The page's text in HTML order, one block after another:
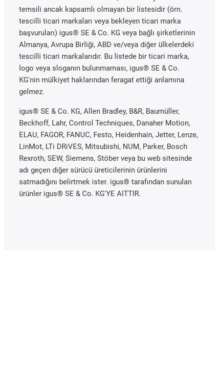
temsili ancak kapsamlı olmayan bir listesidir (örn.
tescilli ticari markaları veya bekleyen ticari marka
başvuruları) igus® SE & Co. KG veya bağlı şirketlerinin
Almanya, Avrupa Birliği, ABD ve/veya diğer ülkelerdeki
tescilli ticari markalarıdır. Bu listede bir ticari marka,
logo veya sloganın bulunmaması, igus® SE & Co.
KG'nin mülkiyet haklarından feragat ettiği anlamına
gelmez.
igus® SE & Co. KG, Allen Bradley, B&R, Baumüller,
Beckhoff, Lahr, Control Techniques, Danaher Motion,
ELAU, FAGOR, FANUC, Festo, Heidenhain, Jetter, Lenze,
LinMot, LTi DRiVES, Mitsubishi, NUM, Parker, Bosch
Rexroth, SEW, Siemens, Stöber veya bu web sitesinde
adı geçen diğer sürücü üreticilerinin ürünlerini
satmadığını belirtmek ister. igus® tarafından sunulan
ürünler igus® SE & Co. KG'YE AITTIR.